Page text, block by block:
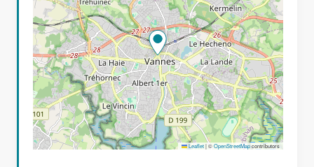
Leaflet|©OpenStreetMapcontributors